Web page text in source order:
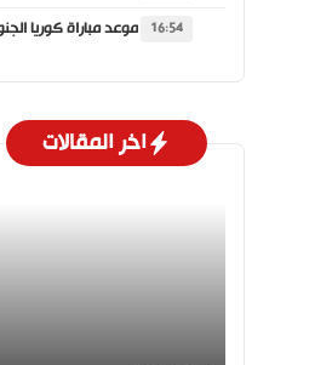
16:54
اخر المقالات